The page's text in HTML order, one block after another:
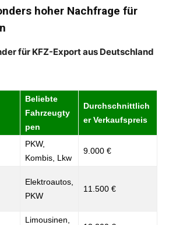
hoher Nachfrage für
für KFZ-Export aus Deutschland
Beliebte
Fahrzeugty
pen
Durchschnittlich
er Verkaufspreis
PKW,
Kombis, Lkw
9.000 €
Elektroautos,
PKW
11.500 €
Limousinen,